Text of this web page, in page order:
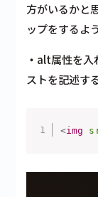
方がいるかと
ップをするよ
・ alt属性を入
ストを記述す
<img